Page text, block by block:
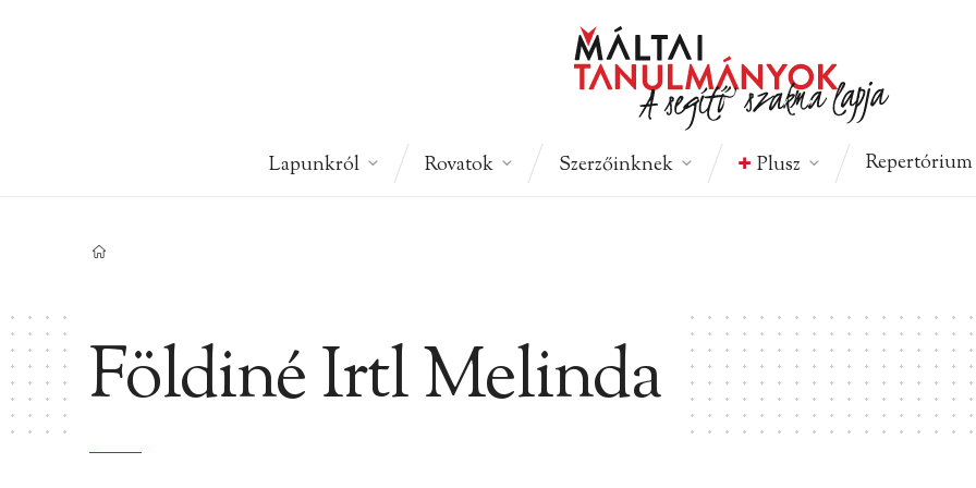
Lapunkról Rovatok Szerzőinknek Plusz Repertórium
Földiné Irtl Melinda